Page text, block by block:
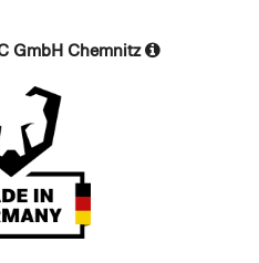
GmbH Chemnitz